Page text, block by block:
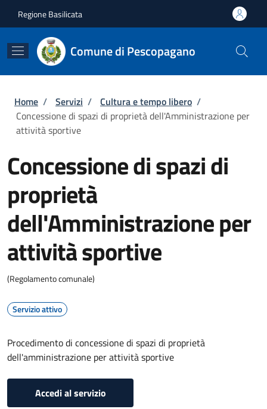
Regione Basilicata
Comune di Pescopagano
Briciole di pane
Home / Servizi / Cultura e tempo libero /
Concessione di spazi di proprietà dell'Amministrazione per
attività sportive
Concessione di spazi di
proprietà
dell'Amministrazione per
attività sportive
(Regolamento comunale)
Servizio attivo
Procedimento di concessione di spazi di proprietà
dell'amministrazione per attività sportive
Accedi al servizio